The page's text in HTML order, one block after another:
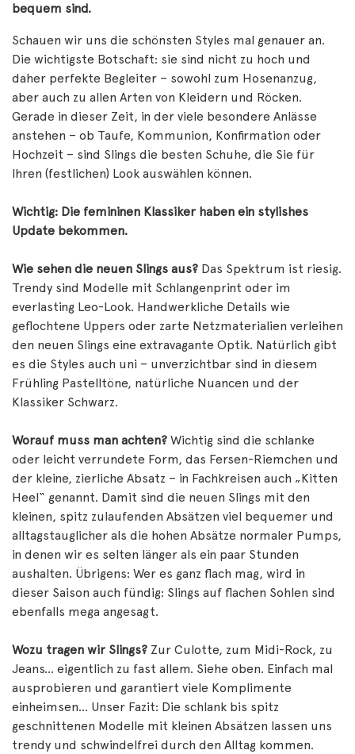
bequem sind.
Schauen wir uns die schönsten Styles mal genauer an.
Die wichtigste Botschaft: sie sind nicht zu hoch und
daher perfekte Begleiter – sowohl zum Hosenanzug,
aber auch zu allen Arten von Kleidern und Röcken.
Gerade in dieser Zeit, in der viele besondere Anlässe
anstehen – ob Taufe, Kommunion, Konfirmation oder
Hochzeit – sind Slings die besten Schuhe, die Sie für
Ihren (festlichen) Look auswählen können.
Wichtig: Die femininen Klassiker haben ein stylishes
Update bekommen.
Wie sehen die neuen Slings aus? Das Spektrum ist riesig.
Trendy sind Modelle mit Schlangenprint oder im
everlasting Leo-Look. Handwerkliche Details wie
geflochtene Uppers oder zarte Netzmaterialien verleihen
den neuen Slings eine extravagante Optik. Natürlich gibt
es die Styles auch uni – unverzichtbar sind in diesem
Frühling Pastelltöne, natürliche Nuancen und der
Klassiker Schwarz.
Worauf muss man achten? Wichtig sind die schlanke
oder leicht verrundete Form, das Fersen-Riemchen und
der kleine, zierliche Absatz – in Fachkreisen auch „Kitten
Heel“ genannt. Damit sind die neuen Slings mit den
kleinen, spitz zulaufenden Absätzen viel bequemer und
alltagstauglicher als die hohen Absätze normaler Pumps,
in denen wir es selten länger als ein paar Stunden
aushalten. Übrigens: Wer es ganz flach mag, wird in
dieser Saison auch fündig: Slings auf flachen Sohlen sind
ebenfalls mega angesagt.
Wozu tragen wir Slings? Zur Culotte, zum Midi-Rock, zu
Jeans... eigentlich zu fast allem. Siehe oben. Einfach mal
ausprobieren und garantiert viele Komplimente
einheimsen... Unser Fazit: Die schlank bis spitz
geschnittenen Modelle mit kleinen Absätzen lassen uns
trendy und schwindelfrei durch den Alltag kommen.